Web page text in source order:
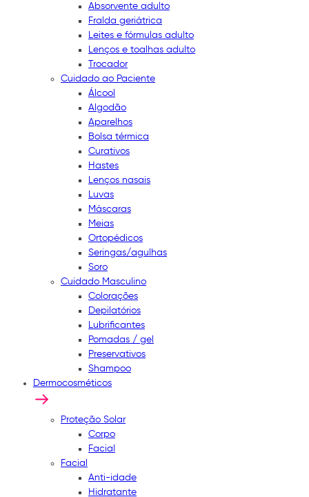
Absorvente adulto
Fralda geriátrica
Leites e fórmulas adulto
Lenços e toalhas adulto
Trocador
Cuidado ao Paciente
Álcool
Algodão
Aparelhos
Bolsa térmica
Curativos
Hastes
Lenços nasais
Luvas
Máscaras
Meias
Ortopédicos
Seringas/agulhas
Soro
Cuidado Masculino
Colorações
Depilatórios
Lubrificantes
Pomadas / gel
Preservativos
Shampoo
Dermocosméticos
Proteção Solar
Corpo
Facial
Facial
Anti-idade
Hidratante